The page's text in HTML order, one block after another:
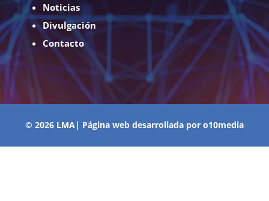
Noticias
Divulgación
Contacto
© 2026 LMA| Página web desarrollada por o10media